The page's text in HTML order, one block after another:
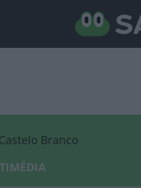
Branco